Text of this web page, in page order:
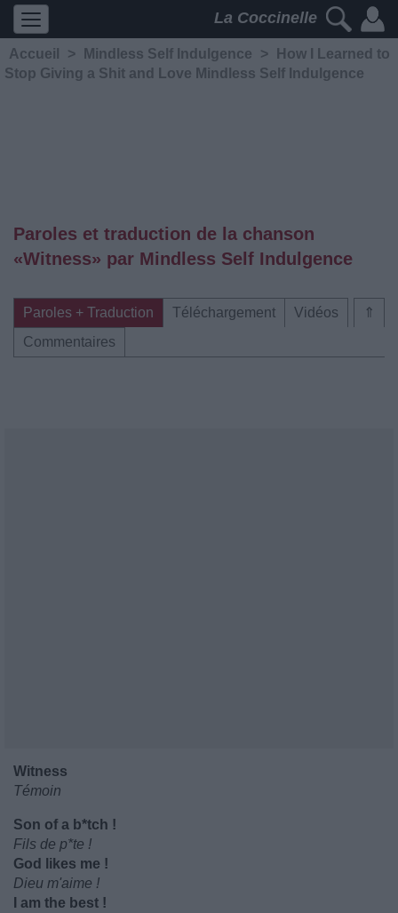
La Coccinelle
Accueil > Mindless Self Indulgence >
How I Learned to
Stop Giving a Shit and Love Mindless Self Indulgence
Paroles et traduction de la chanson
«Witness» par Mindless Self Indulgence
⇑
Paroles + Traduction Téléchargement
Vidéos
Commentaires
Witness
Témoin
Son of a b*tch !
Fils de p*te !
God likes me !
Dieu m'aime !
I am the best !